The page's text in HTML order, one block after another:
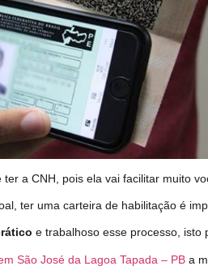
a CNH, pois ela vai facilitar muito
ter uma carteira de habilitação é
e trabalhoso esse processo, isto
São José da Lagoa Tapada – PB a